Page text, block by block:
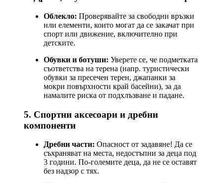
Облекло: Проверявайте за свободни връзки
или елементи, които могат да се закачат при
спорт или движение, включително при
детските.
Обувки и ботуши: Уверете се, че подметката
съответства на терена (напр. туристически
обувки за пресечен терен, джапанки за
мокри повърхности край басейни), за да
намалите риска от подхлъзване и падане.
5. Спортни аксесоари и дребни
компоненти
Дребни части: Опасност от задавяне! Да се
съхраняват на места, недостъпни за деца под
3 години. По-големите деца, да не се оставят
без надзор с тях.